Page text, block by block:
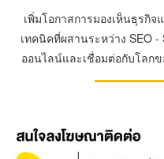
เพิ่มโอกาสการมองเห็นธุรกิ
เทคนิคที่ผสานระหว่าง SEO
ออนไลน์และเชื่อมต่อกับโลก